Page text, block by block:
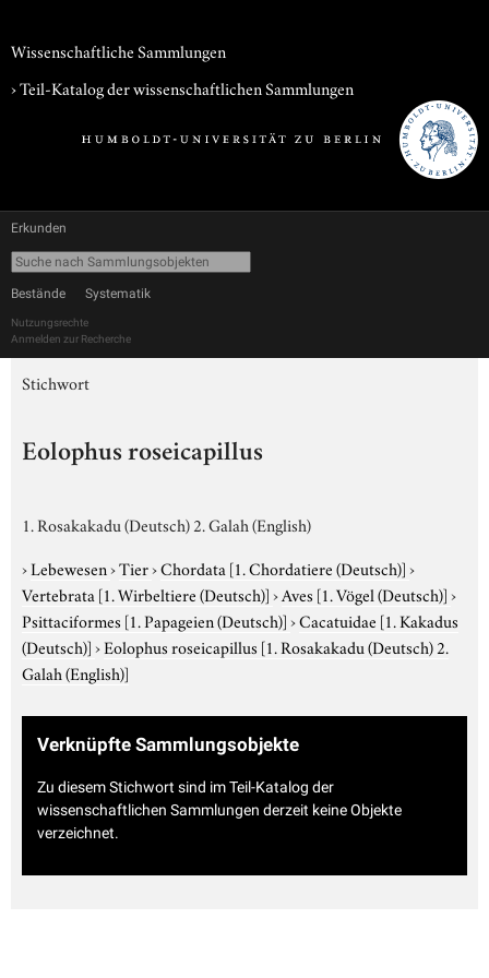
Wissenschaftliche Sammlungen
› Teil-Katalog der wissenschaftlichen Sammlungen
Erkunden
Bestände Systematik
Nutzungsrechte
Anmelden zur Recherche
Stichwort
Eolophus roseicapillus
1. Rosakakadu (Deutsch) 2. Galah (English)
›Lebewesen›Tier›Chordata [1. Chordatiere (Deutsch)]›
Vertebrata [1. Wirbeltiere (Deutsch)]›Aves [1. Vögel (Deutsch)]›
Psittaciformes [1. Papageien (Deutsch)]›Cacatuidae [1. Kakadus
(Deutsch)]›Eolophus roseicapillus [1. Rosakakadu (Deutsch) 2.
Galah (English)]
Verknüpfte Sammlungsobjekte
Zu diesem Stichwort sind im Teil-Katalog der
wissenschaftlichen Sammlungen derzeit keine Objekte
verzeichnet.